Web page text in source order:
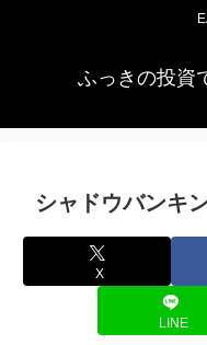
ふっきの投資
シャドウバンキ
X
LINE